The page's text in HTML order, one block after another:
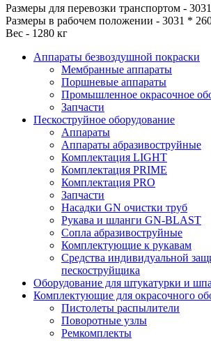
Размеры для перевозки транспортом -
Размеры в рабочем положении - 3031 *
Вес - 1280 кг
Аппараты безвоздушной покраски
Мембранные аппараты
Поршневые аппараты
Промышленное окрасочное
Запчасти
Пескоструйное оборудование
Аппараты
Аппараты абразивоструйные
Комплектация LIGHT
Комплектация PRIME
Комплектация PRO
Запчасти
Насадки GN очистки труб
Рукава и шланги GN-BLAST
Сопла абразивоструйные
Комплектующие к рукавам
Средства индивидуальной
пескоструйщика
Оборудование для штукатурки и
Комплектующие для окрасочного
Пистолеты распылители
Поворотные узлы
Ремкомплекты